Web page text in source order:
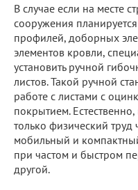
В случае если на месте
сооружения
профилей, доборных
элементов кровли,
установить ручной
листов. Такой ручной
работе с листами с
покрытием.
только физический
мобильный и
при частом и быстром
другой.